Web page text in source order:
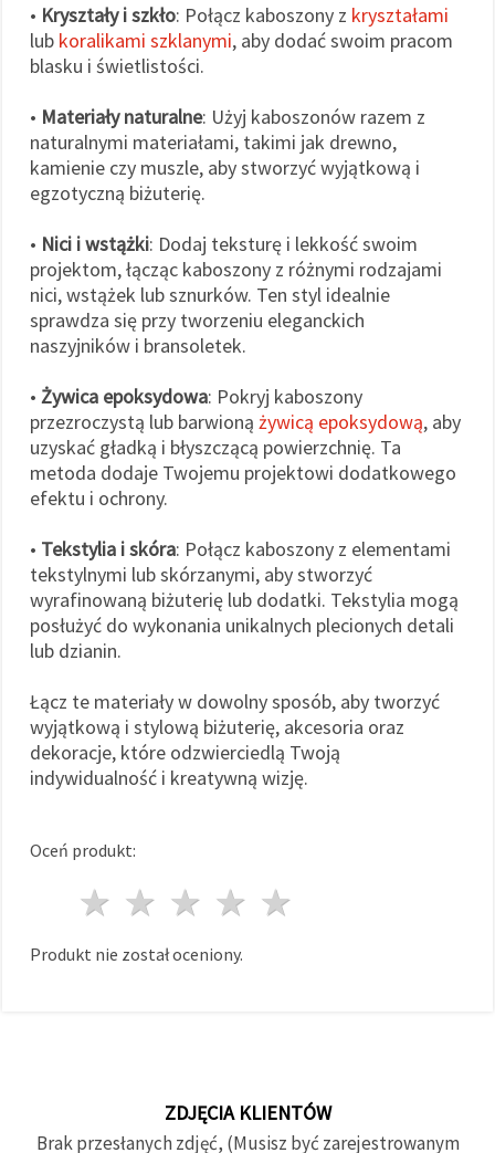
• Kryształy i szkło: Połącz kaboszony z kryształami
lub koralikami szklanymi, aby dodać swoim pracom
blasku i świetlistości.
• Materiały naturalne: Użyj kaboszonów razem z
naturalnymi materiałami, takimi jak drewno,
kamienie czy muszle, aby stworzyć wyjątkową i
egzotyczną biżuterię.
• Nici i wstążki: Dodaj teksturę i lekkość swoim
projektom, łącząc kaboszony z różnymi rodzajami
nici, wstążek lub sznurków. Ten styl idealnie
sprawdza się przy tworzeniu eleganckich
naszyjników i bransoletek.
• Żywica epoksydowa: Pokryj kaboszony
przezroczystą lub barwioną żywicą epoksydową, aby
uzyskać gładką i błyszczącą powierzchnię. Ta
metoda dodaje Twojemu projektowi dodatkowego
efektu i ochrony.
• Tekstylia i skóra: Połącz kaboszony z elementami
tekstylnymi lub skórzanymi, aby stworzyć
wyrafinowaną biżuterię lub dodatki. Tekstylia mogą
posłużyć do wykonania unikalnych plecionych detali
lub dzianin.
Łącz te materiały w dowolny sposób, aby tworzyć
wyjątkową i stylową biżuterię, akcesoria oraz
dekoracje, które odzwierciedlą Twoją
indywidualność i kreatywną wizję.
Oceń produkt:
4 gwiazdy
3 gwiazdy
2 gwiazdy
1 gwiazda
Produkt nie został oceniony.
ZDJĘCIA KLIENTÓW
Brak przesłanych zdjęć, (Musisz być zarejestrowanym